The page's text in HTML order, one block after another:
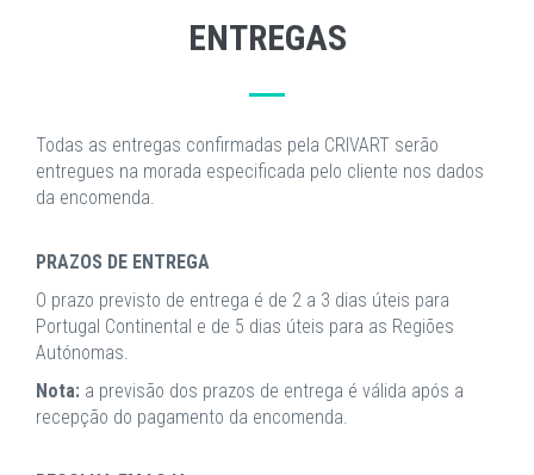
ENTREGAS
Todas as entregas confirmadas pela CRIVART serão
entregues na morada especificada pelo cliente nos dados
da encomenda.
PRAZOS DE ENTREGA
O prazo previsto de entrega é de 2 a 3 dias úteis para
Portugal Continental e de 5 dias úteis para as Regiões
Autónomas.
Nota: a previsão dos prazos de entrega é válida após a
recepção do pagamento da encomenda.